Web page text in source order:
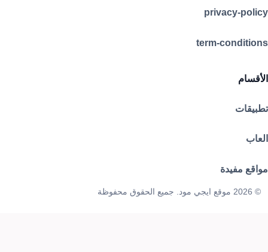
privacy-policy
term-conditions
الأقسام
تطبيقات
العاب
مواقع مفيدة
© 2026 موقع ايجي مود. جميع الحقوق محفوظة